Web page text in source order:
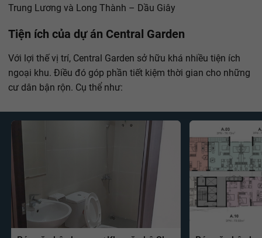
Trung Lương và Long Thành – Dầu Giây
Tiện ích của dự án Central Garden
Với lợi thế vị trí, Central Garden sở hữu khá nhiều tiện ích
ngoại khu. Điều đó góp phần tiết kiệm thời gian cho những
cư dân bận rộn. Cụ thể như: